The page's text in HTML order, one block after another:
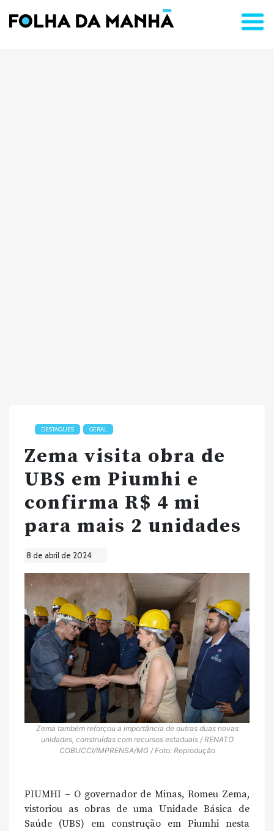
DESTAQUES GERAL
Zema visita obra de
UBS em Piumhi e
confirma R$ 4 mi
para mais 2 unidades
8 de abril de 2024
Zema também reforçou a importância de outras duas novas
unidades, construídas com recursos estaduais / RENATO
COBUCCI/IMPRENSA/MG / Foto: Reprodução
PIUMHI – O governador de Minas, Romeu Zema,
vistoriou as obras de uma Unidade Básica de
Saúde (UBS) em construção em Piumhi nesta